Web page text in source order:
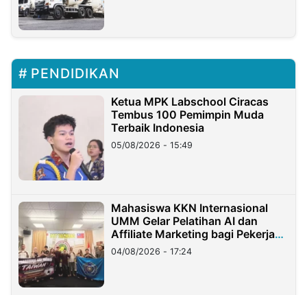
PENDIDIKAN
Ketua MPK Labschool Ciracas
Tembus 100 Pemimpin Muda
Terbaik Indonesia
05/08/2026 - 15:49
Mahasiswa KKN Internasional
UMM Gelar Pelatihan AI dan
Affiliate Marketing bagi Pekerja
Migran Indonesia di Taiwan
04/08/2026 - 17:24